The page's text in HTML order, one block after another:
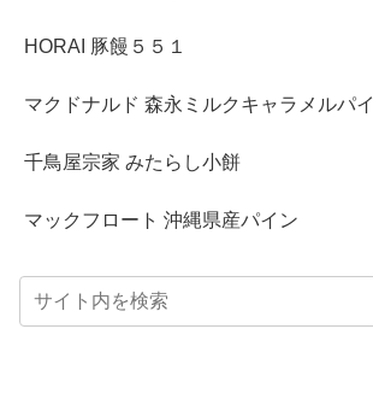
HORAI 豚饅５５１
マクドナルド 森永ミルクキャラメルパイ
千鳥屋宗家 みたらし小餅
マックフロート 沖縄県産パイン